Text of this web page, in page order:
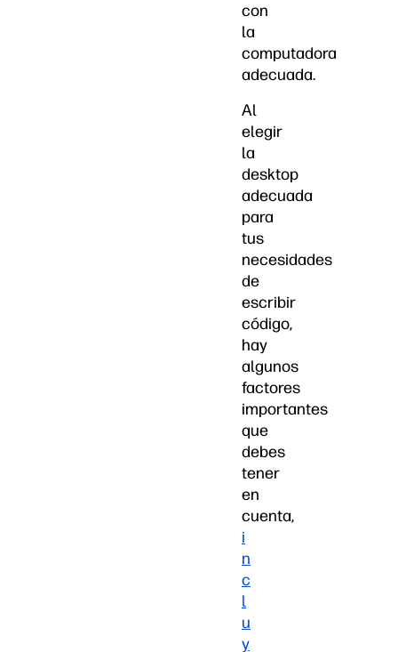
con
la
computadora
adecuada.
Al
elegir
la
desktop
adecuada
para
tus
necesidades
de
escribir
código,
hay
algunos
factores
importantes
que
debes
tener
en
cuenta,
i
n
c
l
u
y